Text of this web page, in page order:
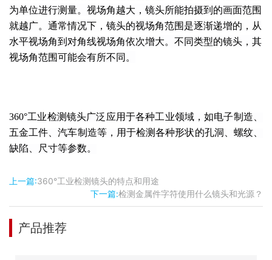
为单位进行测量。视场角越大，镜头所能拍摄到的画面范围
就越广。通常情况下，镜头的视场角范围是逐渐递增的，从
水平视场角到对角线视场角依次增大。不同类型的镜头，其
视场角范围可能会有所不同 。
360°工业检测镜头广泛应用于各种工业领域，如电子制造、
五金工件、汽车制造等，用于检测各种形状的孔洞、螺纹、
缺陷、尺寸等参数。
上一篇:360°工业检测镜头的特点和用途
下一篇:检测金属件字符使用什么镜头和光源？
产品推荐